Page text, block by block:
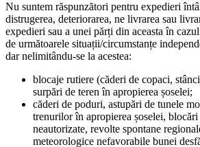
Nu suntem răspunzători pentru expedieri
distrugerea, deteriorarea, ne livrarea sau
expedieri sau a unei părți din aceasta în
de următoarele situații/circumstanțe
dar nelimitându-se la acestea:
blocaje rutiere (căderi de copaci,
surpări de teren în apropierea șoselei;
căderi de poduri, astupări de tunele
trenurilor în apropierea șoselei,
neautorizate, revolte spontane
meteorologice nefavorabile bunei